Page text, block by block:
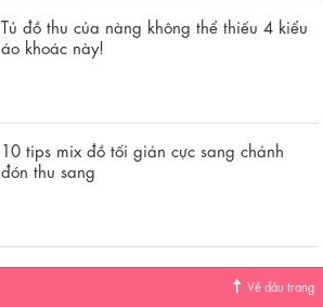
Tủ đồ thu của nàng không thể thiếu 4 kiểu
áo khoác này!
10 tips mix đồ tối giản cực sang chảnh
đón thu sang
Về đầu trang